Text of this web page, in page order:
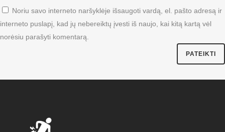
Noriu savo interneto naršyklėje išsaugoti vardą, el. pašto adresą ir
interneto puslapį, kad jų nebereiktų įvesti iš naujo, kai kitą kartą vėl
norėsiu parašyti komentarą.